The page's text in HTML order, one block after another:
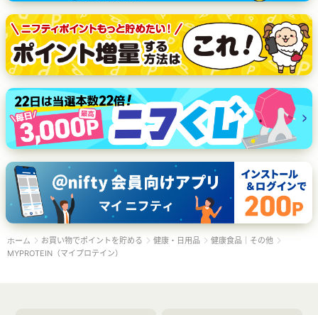
ホーム お買い物でポイントを貯める 健康・日用品
健康食品｜その他
MYPROTEIN（マイプロテイン）